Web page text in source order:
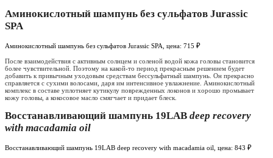
Аминокислотный шампунь без сульфатов Jurassic
SPA
Аминокислотный шампунь без сульфатов Jurassic SPA, цена: 715 ₽
После взаимодействия с активным солнцем и соленой водой кожа головы становится
более чувствительной. Поэтому на какой-то период прекрасным решением будет
добавить к привычным уходовым средствам бессульфатный шампунь. Он прекрасно
справляется с сухими волосами, даря им интенсивное увлажнение. Аминокислотный
комплекс в составе уплотняет кутикулу поврежденных локонов и хорошо промывает
кожу головы, а кокосовое масло смягчает и придает блеск.
Восстанавливающий шампунь 19LAB deep recovery
with macadamia oil
Восстанавливающий шампунь 19LAB deep recovery with macadamia oil, цена: 843 ₽